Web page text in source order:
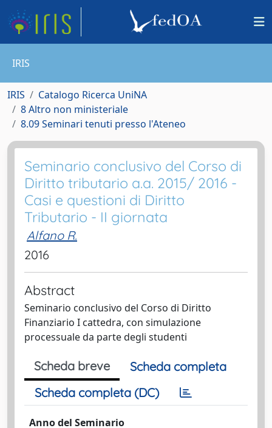
IRIS
IRIS
Catalogo Ricerca UniNA
8 Altro non ministeriale
8.09 Seminari tenuti presso l'Ateneo
Seminario conclusivo del Corso di
Diritto tributario a.a. 2015/ 2016 -
Casi e questioni di Diritto
Tributario - II giornata
Alfano R.
2016
Abstract
Seminario conclusivo del Corso di Diritto
Finanziario I cattedra, con simulazione
processuale da parte degli studenti
Scheda breve
Scheda completa
Scheda completa (DC)
Anno del Seminario